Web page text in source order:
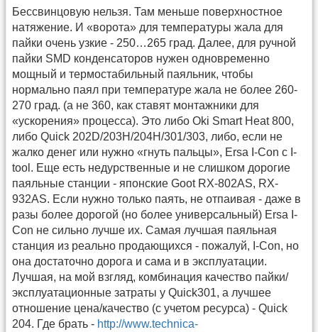
Бессвинцовую нельзя. Там меньше поверхностное
натяжение. И «ворота» для температуры жала для
пайки очень узкие - 250…265 град. Далее, для ручной
пайки SMD конденсаторов нужен одновременно
мощный и термостабильный паяльник, чтобы
нормально паял при температуре жала не более 260-
270 град. (а не 360, как ставят монтажники для
«ускорения» процесса). Это либо Oki Smart Heat 800,
либо Quick 202D/203H/204H/301/303, либо, если не
жалко денег или нужно «гнуть пальцы», Ersa I-Con с I-
tool. Еще есть недурственные и не слишком дорогие
паяльные станции - японские Goot RX-802AS, RX-
932AS. Если нужно только паять, не отпаивая - даже в
разы более дорогой (но более универсальный) Ersa I-
Con не сильно лучше их. Самая лучшая паяльная
станция из реально продающихся - пожалуй, I-Con, но
она достаточно дорога и сама и в эксплуатации.
Лучшая, на мой взгляд, комбинация качество пайки/
эксплуатационные затраты у Quick301, а лучшее
отношение цена/качество (с учетом ресурса) - Quick
204. Где брать - http://www.technica-